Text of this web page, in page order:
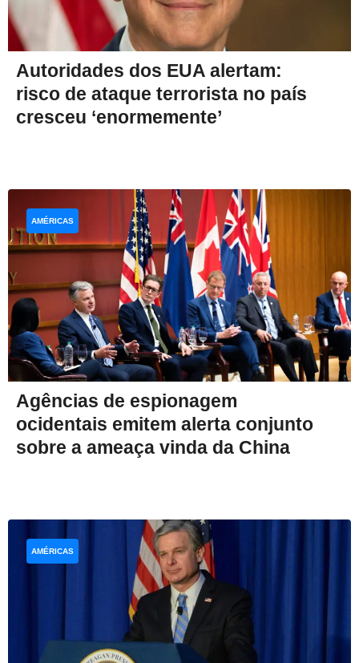
Autoridades dos EUA alertam:
risco de ataque terrorista no país
cresceu ‘enormemente’
Agências de espionagem
ocidentais emitem alerta conjunto
sobre a ameaça vinda da China
AMÉRICAS
AMÉRICAS